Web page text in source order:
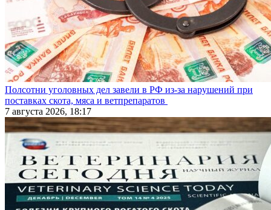
Полсотни уголовных дел завели в РФ из-за нарушений при
поставках скота, мяса и ветпрепаратов
7 августа 2026, 18:17